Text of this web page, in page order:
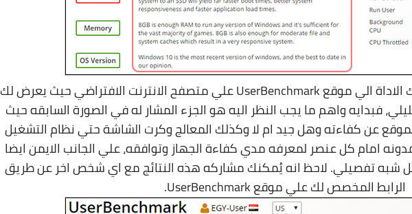
بعد انتهاء الاختبارات ستنتقل بك الاداة الي موقع UserBenchmark علي متصفح الانترنت الافتراضي حيث يعرض لك
فبدايه واهم ما يجب النظر اليه هو الجزء المشار له في الصورة السابقه حيث
عن كفاءته وهل جيد ام لا وكذلك المعالج وكرت الشاشة حتي نظام التشغيل
امام كل عنصر لمعرفه مدي كفاءة الجهاز وتوافقه، علي الجانب الايمن ايضا
تفصيلي. لاحظ انه يُمكنك مشاركه هذه النتائج مع اي شخص اخر عن طريق
الرابط المخصص لك علي موقع UserBenchmark.